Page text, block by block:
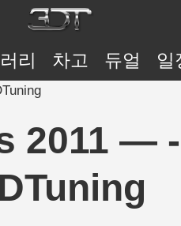
리 차고 듀얼 일
2011 —